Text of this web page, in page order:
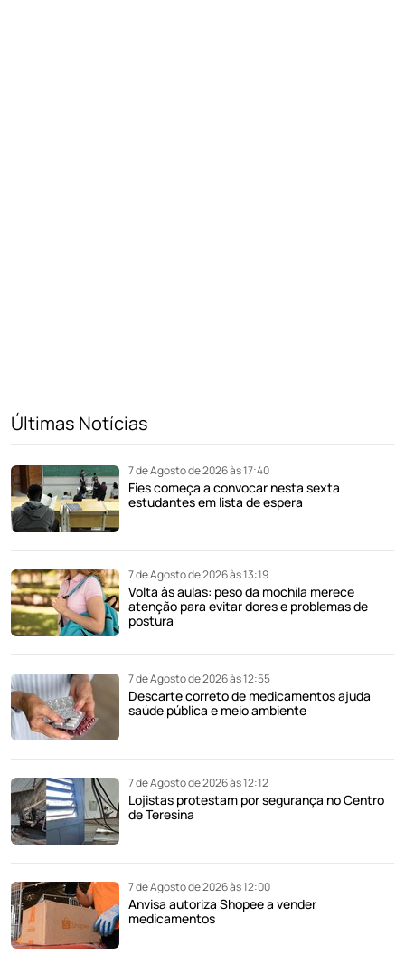
Últimas Notícias
7 de Agosto de 2026 às 17:40
Fies começa a convocar nesta sexta
estudantes em lista de espera
7 de Agosto de 2026 às 13:19
Volta às aulas: peso da mochila merece
atenção para evitar dores e problemas de
postura
7 de Agosto de 2026 às 12:55
Descarte correto de medicamentos ajuda
saúde pública e meio ambiente
7 de Agosto de 2026 às 12:12
Lojistas protestam por segurança no Centro
de Teresina
7 de Agosto de 2026 às 12:00
Anvisa autoriza Shopee a vender
medicamentos